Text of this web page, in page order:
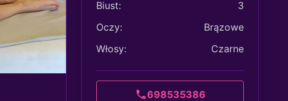
Biust:
3
Oczy:
Brązowe
Włosy:
Czarne
698535386